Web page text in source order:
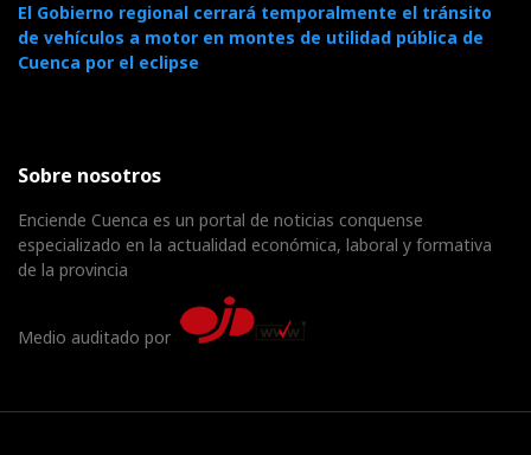
El Gobierno regional cerrará temporalmente el tránsito
de vehículos a motor en montes de utilidad pública de
Cuenca por el eclipse
Sobre nosotros
Enciende Cuenca es un portal de noticias conquense
especializado en la actualidad económica, laboral y formativa
de la provincia
Medio auditado por